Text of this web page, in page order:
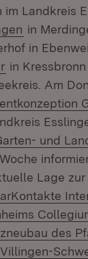
im Landkreis
(Öffnet in
in
in
(Öffnet in
in
Am
und
Lage
des